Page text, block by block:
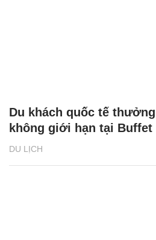
DU LỊCH
Du khách quốc tế
không giới hạn tại Buffet